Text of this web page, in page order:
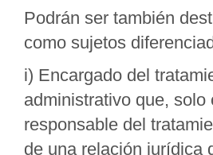
Podrán ser también
como sujetos
i) Encargado del
administrativo que,
responsable del
de una relación jurídica